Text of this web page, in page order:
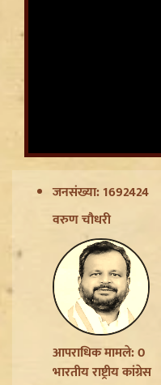
Jharkhand JPSC JSSC
आंदोलन, Rahul Gandhi ने
जनसंख्या: 1692424
वरुण चौधरी
आपराधिक मामले: 0
भारतीय राष्ट्रीय कांग्रेस